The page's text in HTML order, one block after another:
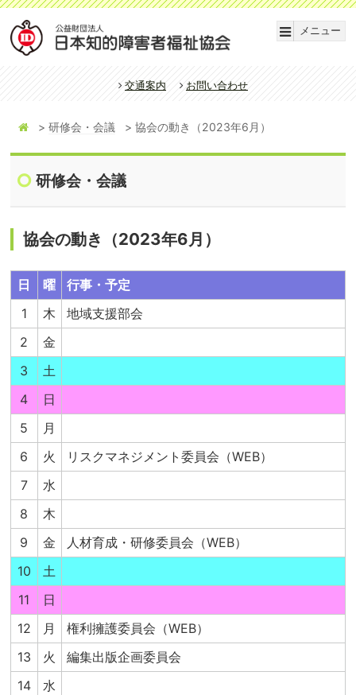
メニュー
交通案内 お問い合わせ
研修会・会議 協会の動き（2023年6月）
研修会・会議
協会の動き（2023年6月）
日 曜
行事・予定
1
木
地域支援部会
2
金
3
土
4
日
5
月
6
火
リスクマネジメント委員会（WEB）
7
水
8
木
9
金
人材育成・研修委員会（WEB）
10
土
11
日
12
月
権利擁護委員会（WEB）
13
火
編集出版企画委員会
14
水